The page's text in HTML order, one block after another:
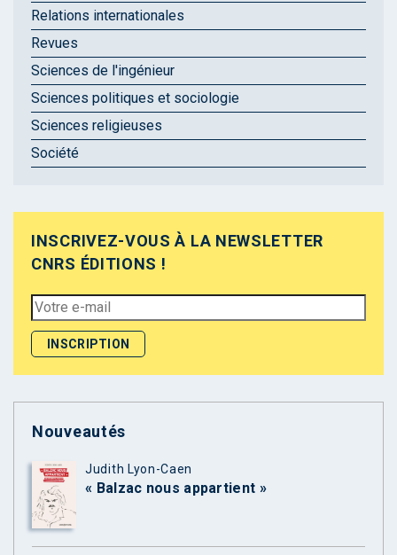
Relations internationales
Revues
Sciences de l'ingénieur
Sciences politiques et sociologie
Sciences religieuses
Société
INSCRIVEZ-VOUS À LA NEWSLETTER
CNRS ÉDITIONS !
Nouveautés
Judith Lyon-Caen
« Balzac nous appartient »